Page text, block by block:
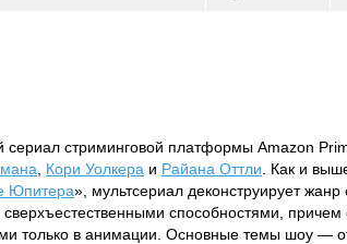
стриминговой платформы Amazon
Кори Уолкера и Райана Оттли . Как и
Юпитера», мультсериал деконструирует жанр
способностями,
только в анимации. Основные темы шоу —